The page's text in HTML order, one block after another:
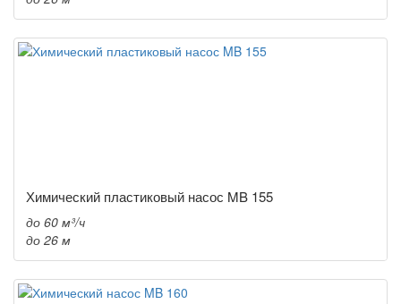
Химический пластиковый насос MB 155
до 60 м³/ч
до 26 м